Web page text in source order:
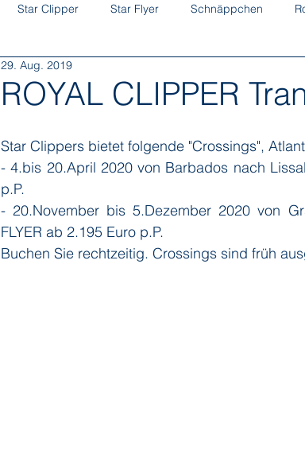
Star Clipper Star Flyer Schnäppchen
ROYAL CLIPPER
29. Aug. 2019
Star Clippers bietet folgende "Crossings",
- 4.bis 20.April 2020 von Barbados nach
p.P.
- 20.November bis 5.Dezember 2020 von
FLYER ab 2.195 Euro p.P.
Buchen Sie rechtzeitig. Crossings sind früh